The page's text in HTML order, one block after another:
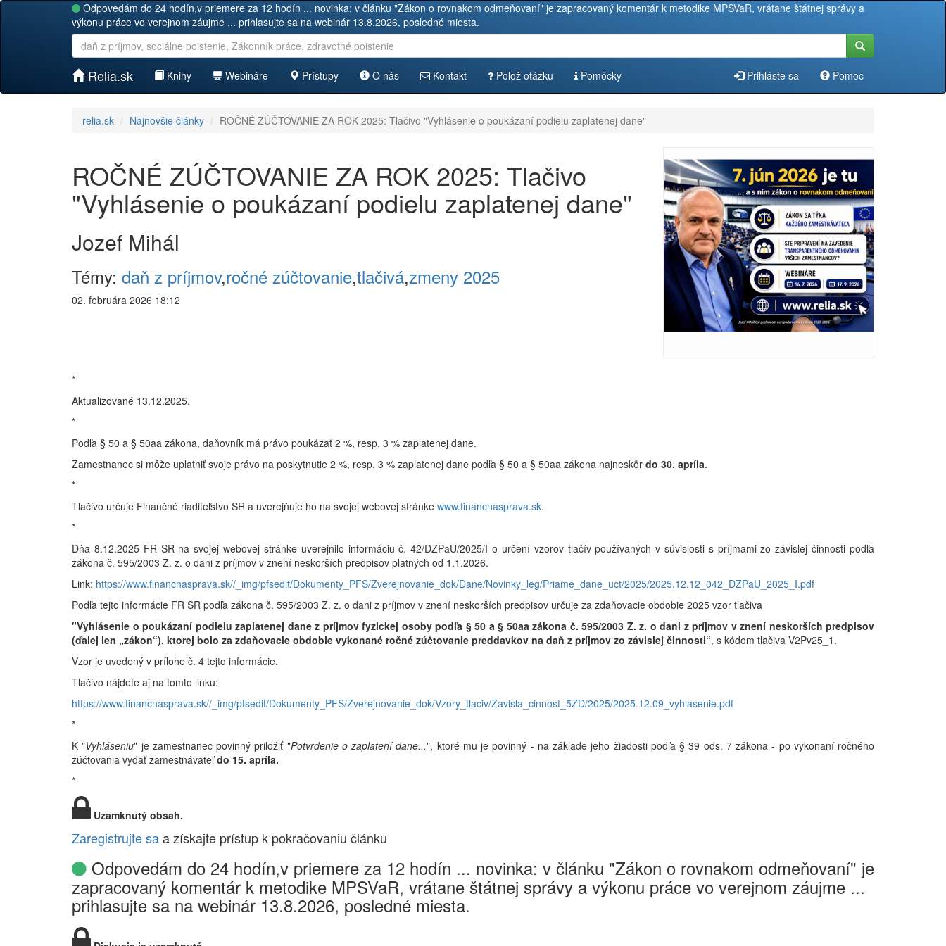
Odpovedám do 24 hodín,v priemere za 12 hodín ... novinka: v článku "Zákon o rovnakom odmeňovaní" je zapracovaný komentár k metodike MPSVaR, vrátane štátnej správy a
výkonu práce vo verejnom záujme ... prihlasujte sa na webinár 13.8.2026, posledné miesta.
Relia.sk Knihy Webináre Prístupy O nás Kontakt Polož otázku Pomôcky Prihláste sa Pomoc
relia.sk Najnovšie články ROČNÉ ZÚČTOVANIE ZA ROK 2025: Tlačivo "Vyhlásenie o poukázaní podielu zaplatenej dane"
ROČNÉ ZÚČTOVANIE ZA ROK 2025: Tlačivo
"Vyhlásenie o poukázaní podielu zaplatenej dane"
Jozef Mihál
Témy: daň z príjmov,ročné zúčtovanie,tlačivá,zmeny 2025
02. februára 2026 18:12
*
Aktualizované 13.12.2025.
*
Podľa § 50 a § 50aa zákona, daňovník má právo poukázať 2 %, resp. 3 % zaplatenej dane.
Zamestnanec si môže uplatniť svoje právo na poskytnutie 2 %, resp. 3 % zaplatenej dane podľa § 50 a § 50aa zákona najneskôr do 30. apríla.
*
Tlačivo určuje Finančné riaditeľstvo SR a uverejňuje ho na svojej webovej stránke www.financnasprava.sk.
*
Dňa 8.12.2025 FR SR na svojej webovej stránke uverejnilo informáciu č. 42/DZPaU/2025/I o určení vzorov tlačív používaných v súvislosti s príjmami zo závislej činnosti podľa
zákona č. 595/2003 Z. z. o dani z príjmov v znení neskorších predpisov platných od 1.1.2026.
Link: https://www.financnasprava.sk//_img/pfsedit/Dokumenty_PFS/Zverejnovanie_dok/Dane/Novinky_leg/Priame_dane_uct/2025/2025.12.12_042_DZPaU_2025_I.pdf
Podľa tejto informácie FR SR podľa zákona č. 595/2003 Z. z. o dani z príjmov v znení neskorších predpisov určuje za zdaňovacie obdobie 2025 vzor tlačiva
"Vyhlásenie o poukázaní podielu zaplatenej dane z príjmov fyzickej osoby podľa § 50 a § 50aa zákona č. 595/2003 Z. z. o dani z príjmov v znení neskorších predpisov
(ďalej len „zákon“), ktorej bolo za zdaňovacie obdobie vykonané ročné zúčtovanie preddavkov na daň z príjmov zo závislej činnosti“, s kódom tlačiva V2Pv25_1.
Vzor je uvedený v prílohe č. 4 tejto informácie.
Tlačivo nájdete aj na tomto linku:
https://www.financnasprava.sk//_img/pfsedit/Dokumenty_PFS/Zverejnovanie_dok/Vzory_tlaciv/Zavisla_cinnost_5ZD/2025/2025.12.09_vyhlasenie.pdf
*
K "Vyhláseniu" je zamestnanec povinný priložiť "Potvrdenie o zaplatení dane...", ktoré mu je povinný - na základe jeho žiadosti podľa § 39 ods. 7 zákona - po vykonaní ročného
zúčtovania vydať zamestnávateľdo 15. apríla.
*
Uzamknutý obsah.
Zaregistrujte saa získajte prístup k pokračovaniu článku
Odpovedám do 24 hodín,v priemere za 12 hodín ... novinka: v článku "Zákon o rovnakom odmeňovaní" je
zapracovaný komentár k metodike MPSVaR, vrátane štátnej správy a výkonu práce vo verejnom záujme ...
prihlasujte sa na webinár 13.8.2026, posledné miesta.